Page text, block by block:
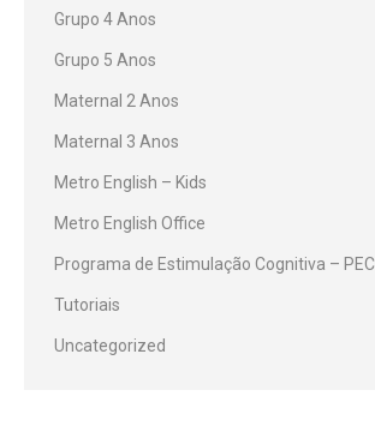
Grupo 4 Anos
Grupo 5 Anos
Maternal 2 Anos
Maternal 3 Anos
Metro English – Kids
Metro English Office
Programa de Estimulação Cognitiva – PEC
Tutoriais
Uncategorized